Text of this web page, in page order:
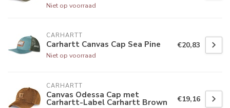
Niet op voorraad
CARHARTT
Carhartt Canvas Cap Sea Pine
Niet op voorraad
€20,83
CARHARTT
Canvas Odessa Cap met
Carhartt-Label Carhartt Brown €19,16